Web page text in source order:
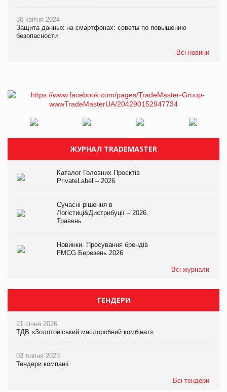
30 квітня 2024
Защита данных на смартфонах: советы по повышению
безопасности
Всі новини
ЖУРНАЛ TRADEMASTER
Каталог Головних Проєктів
PrivateLabel – 2026
Сучасні рішення в
Логістиці&Дистрибуції – 2026.
Травень
Новинки. Просування брендів
FMCG.Березень 2026
Всі журнали
ТЕНДЕРИ
21 січня 2026
ТДВ «Золотоніський маслоробний комбінат»
03 липня 2023
Тендери компанії
Всі тендери